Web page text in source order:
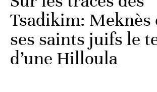
Tsadikim: Meknès
ses saints juifs le
d’une Hilloula